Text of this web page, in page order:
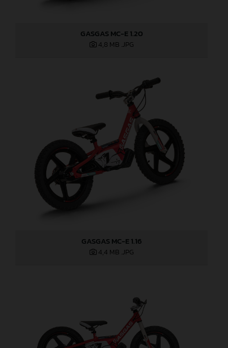
GASGAS MC-E 1.20
4,8 MB .JPG
GASGAS MC-E 1.16
4,4 MB .JPG